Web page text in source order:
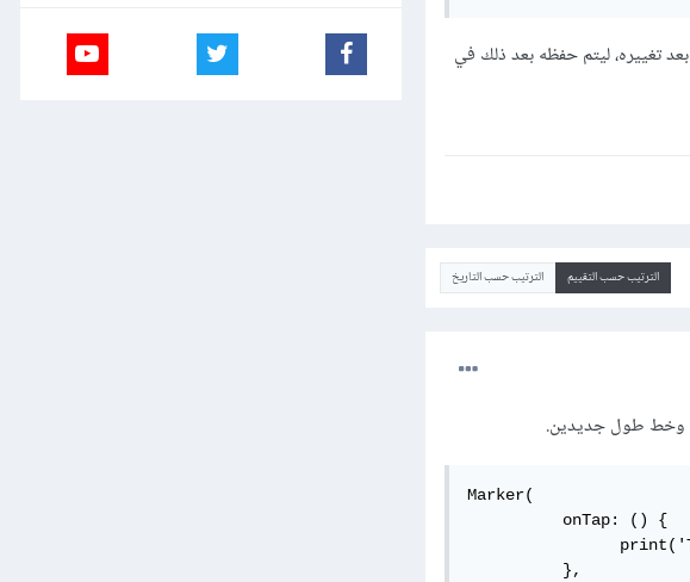
بعد كتابة هذا السطر، هل هناك من طريقة لأخذ ال lang وال lat للموقع التي يستقر ال marker بعد تغييره، ليتم حفظه بعد ذلك في
الترتيب حسب التقييم الترتيب حسب التاريخ
Marker(